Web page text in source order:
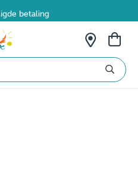
betaling
vanaf €69 in België